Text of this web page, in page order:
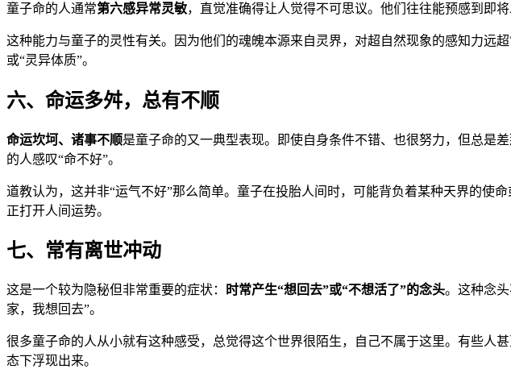
童子命的人通常第六感异常灵敏，直觉准确得让人觉得不可思议。他们往往能预感到即
这种能力与童子的灵性有关。因为他们的魂魄本源来自灵界，对超自然现象的感知力远
或“灵异体质”。
六、命运多舛，总有不顺
命运坎坷、诸事不顺是童子命的又一典型表现。即使自身条件不错、也很努力，但总
的人感叹“命不好”。
道教认为，这并非“运气不好”那么简单。童子在投胎人间时，可能背负着某种天界的使
正打开人间运势。
七、常有离世冲动
这是一个较为隐秘但非常重要的症状： 时常产生“想回去”或“不想活了”的念头。这种念
家，我想回去”。
很多童子命的人从小就有这种感受，总觉得这个世界很陌生，自己不属于这里。有些人
态下浮现出来。